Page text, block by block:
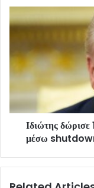
Ιδιώτης δώρισε
μέσω